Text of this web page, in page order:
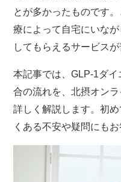
とが多かったものです
療によって自宅にいな
してもらえるサービスが
本記事では、GLP-1ダ
合の流れを、北摂オン
詳しく解説します。初
くある不安や疑問にもお